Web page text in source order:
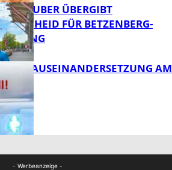
TEUBER ÜBERGIBT
FÜR BETZENBERG-
AUSEINANDERSETZUNG AM
- Werbeanzeige -